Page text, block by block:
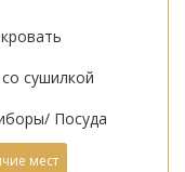
сушилкой
Посуда
мест